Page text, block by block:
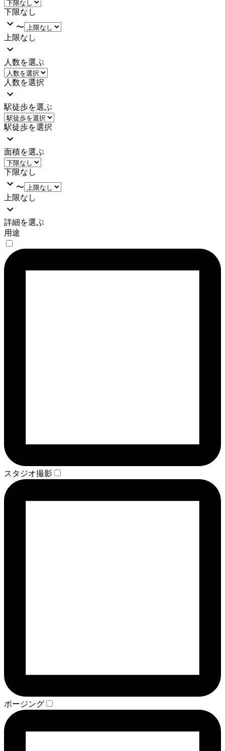
下限なし
〜
上限なし
人数を選ぶ
人数を選択
駅徒歩を選ぶ
駅徒歩を選択
面積を選ぶ
下限なし
〜
上限なし
詳細を選ぶ
用途
スタジオ撮影
ポージング